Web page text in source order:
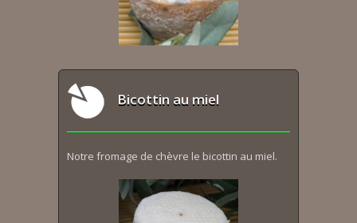
Bicottin au miel
Notre fromage de chèvre le bicottin au miel.